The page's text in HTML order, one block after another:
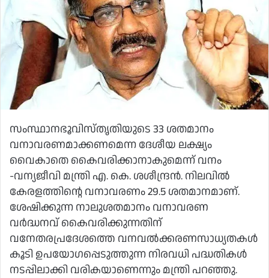
സംസ്ഥാനഭൂവിസ്തൃതിയുടെ 33 ശതമാനം
വനാവരണമാക്കണമെന്ന ദേശീയ ലക്ഷ്യം
വൈകാതെ കൈവരിക്കാനാകുമെന്ന് വനം
-വന്യജീവി മന്ത്രി എ. കെ. ശശീന്ദ്രൻ. നിലവിൽ
കേരളത്തിന്റെ വനാവരണം 29.5 ശതമാനമാണ്.
ശേഷിക്കുന്ന നാലുശതമാനം വനാവരണ
വർദ്ധനവ് കൈവരിക്കുന്നതിന്
വനേതരപ്രദേശത്തെ വനവൽക്കരണസാധ്യതകൾ
കൂടി ഉപയോഗപ്പെടുത്തുന്ന നിരവധി പദ്ധതികൾ
നടപ്പിലാക്കി വരികയാണെന്നും മന്ത്രി പറഞ്ഞു.